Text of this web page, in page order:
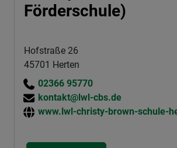
Förderschule)
Hofstraße 26
45701 Herten
02366 95770
kontakt@lwl-cbs.de
www.lwl-christy-brown-schule-